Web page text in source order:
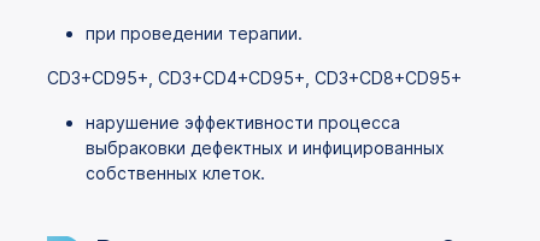
при проведении терапии.
CD3+CD95+, CD3+CD4+CD95+, CD3+CD8+CD95+
нарушение эффективности процесса
выбраковки дефектных и инфицированных
собственных клеток.